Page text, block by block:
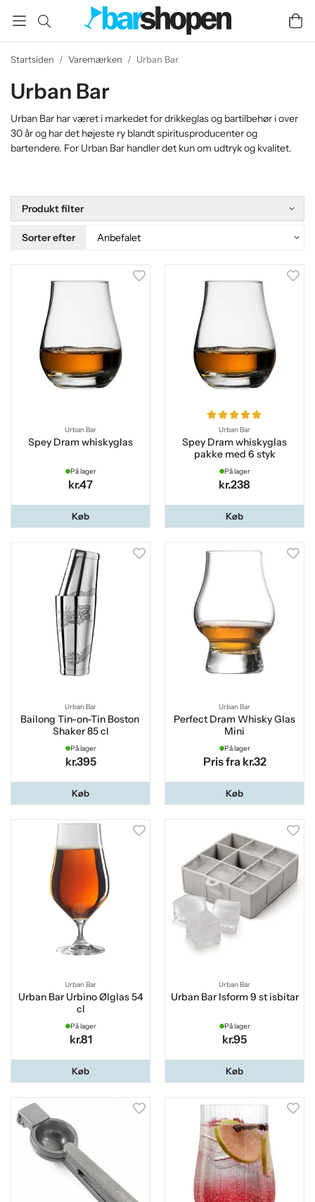
Startsiden / Varemærken / Urban Bar
Urban Bar
Urban Bar har været i markedet for drikkeglas og bartilbehør i over
30 år og har det højeste ry blandt spiritusproducenter og
bartendere. For Urban Bar handler det kun om udtryk og kvalitet.
Produkt filter
Sorter efter
Urban Bar
Spey Dram whiskyglas
På lager
kr.47
Køb
Urban Bar
Spey Dram whiskyglas
pakke med 6 styk
På lager
kr.238
Køb
Urban Bar
Bailong Tin-on-Tin Boston
Shaker 85 cl
På lager
kr.395
Køb
Urban Bar
Perfect Dram Whisky Glas
Mini
På lager
Pris fra kr.32
Køb
Urban Bar
Urban Bar Urbino Ølglas 54
cl
På lager
kr.81
Køb
Urban Bar
Urban Bar Isform 9 st isbitar
På lager
kr.95
Køb